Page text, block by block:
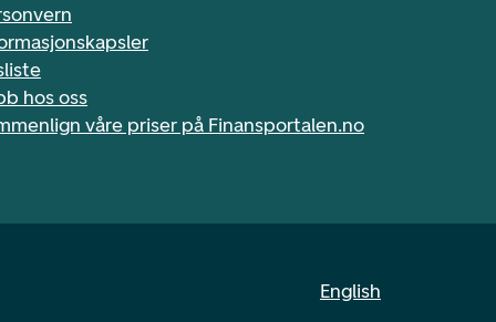
hos oss
våre priser på Finansportalen.no
English